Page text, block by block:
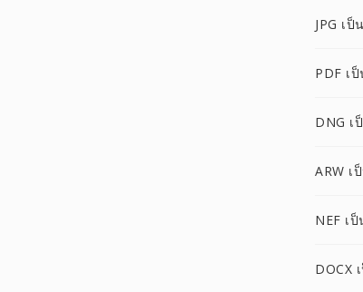
JPG เป็
PDF เ
DNG เ
ARW เ
NEF เ
DOCX